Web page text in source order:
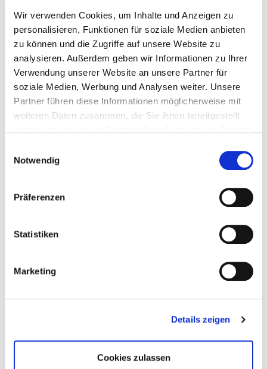
Wir verwenden Cookies, um Inhalte und Anzeigen zu
personalisieren, Funktionen für soziale Medien anbieten
zu können und die Zugriffe auf unsere Website zu
analysieren. Außerdem geben wir Informationen zu Ihrer
Verwendung unserer Website an unsere Partner für
soziale Medien, Werbung und Analysen weiter. Unsere
Partner führen diese Informationen möglicherweise mit
weiteren Daten zusammen, die Sie ihnen bereitgestellt
Notwendig
Präferenzen
Statistiken
Marketing
Details zeigen
Cookies zulassen
Möglichkeit, Ihnen eine Überweisung
auszustellen, mit der Sie einen zeitnahen
Facharzttermin durch die Terminservicestelle
der kassenärztlichen Vereinigung
116117 erhalten können
Ihre Ärztin/Ihr Arzt hat Sie angemeldet. Wie
geht es weiter?
Sobald uns die Unterlagen Ihrer Ärztin oder
Klinik zu behandeln. Zu dieser Prüfung sind wir
gesetzlich verpflichtet. Wir müssen z.B. die
Behandlung auch ambulant möglich wäre. In
dieser Prüfung kontaktieren. Sofern uns Ihre
Telefonnummer vorliegt, rufen wir Sie an
von Prof. Dr. Duning anmelden?
Die Privatsprechstunde von Prof. Dr. Duning
richtet sich ausschließlich an Privatversicherte
der Privatsprechstunde vereinbaren möchten,
stellen Sie bitte vorab folgende Unterlagen